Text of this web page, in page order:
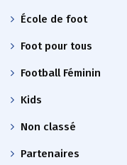
École de foot
Foot pour tous
Football Féminin
Kids
Non classé
Partenaires